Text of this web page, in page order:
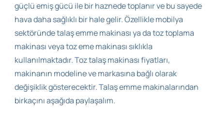
güçlü emiş gücü ile bir haznede toplanır ve bu sayede
hava daha sağlıklı bir hale gelir. Özellikle mobilya
sektöründe talaş emme makinası ya da toz toplama
makinası veya toz eme makinası sıklıkla
kullanılmaktadır. Toz talaş makinası fiyatları,
makinanın modeline ve markasına bağlı olarak
değişiklik gösterecektir. Talaş emme makinalarından
birkaçını aşağıda paylaşalım.